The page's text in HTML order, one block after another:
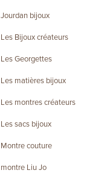
Jourdan bijoux
Les Bijoux créateurs
Les Georgettes
Les matières bijoux
Les montres créateurs
Les sacs bijoux
Montre couture
montre Liu Jo